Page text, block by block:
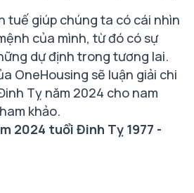
tuế giúp chúng ta có cái nhìn
của mình, từ đó có sự
dự định trong tương lai.
OneHousing sẽ luận giải chi
Tỵ năm 2024 cho nam
khảo.
2024 tuổi Đinh Tỵ 1977 -